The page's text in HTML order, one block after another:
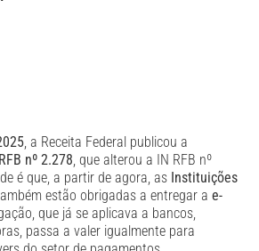
, a Receita Federal publicou a
nº 2.278, que alterou a IN RFB nº
é que, a partir de agora, as Instituições
estão obrigadas a entregar a e-
que já se aplicava a bancos,
passa a valer igualmente para